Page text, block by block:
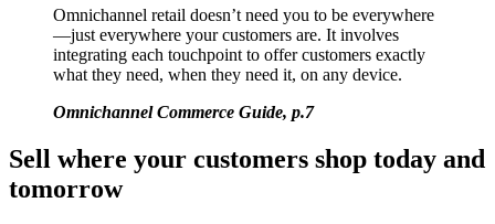
Omnichannel retail doesn’t need you to be everywhere
—just everywhere your customers are. It involves
integrating each touchpoint to offer customers exactly
what they need, when they need it, on any device.
Omnichannel Commerce Guide, p.7
Sell where your customers shop today and
tomorrow